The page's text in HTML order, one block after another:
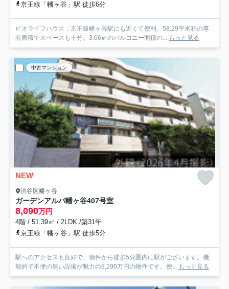
京王線「幡ヶ谷」駅 徒歩6分
ビオライフハウス：京王線幡ヶ谷駅にも近くて便利。58.29平米程の専
有面積でスペースも十分。3.66㎡のバルコニー面積の... もっと見る
中古マンション
NEW
渋谷区幡ヶ谷
ガーデンアルバ幡ヶ谷407号室
8,090万円
4階 / 51.39㎡ / 2LDK /築31年
京王線「幡ヶ谷」駅 徒歩5分
駅へのアクセスも良好で、物件から徒歩5分圏内に駅がございます。機
能的で不便の無い設備が魅力の8,290万円の物件です。便... もっと見る